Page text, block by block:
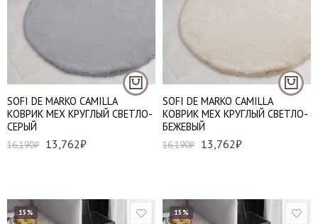
SOFI DE MARKO CAMILLA
КОВРИК МЕХ КРУГЛЫЙ СВЕТЛО-
СЕРЫЙ
16,190₽ 13,762₽
150*150 см
SOFI DE MARKO CAMILLA
КОВРИК МЕХ КРУГЛЫЙ СВЕТЛО-
БЕЖЕВЫЙ
16,190₽ 13,762₽
150*150 см
15% 15%